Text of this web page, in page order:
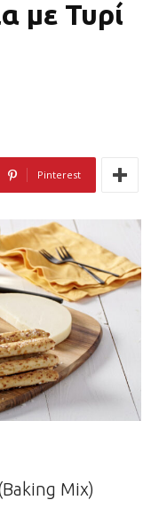
με Τυρί
Pinterest
Mix)